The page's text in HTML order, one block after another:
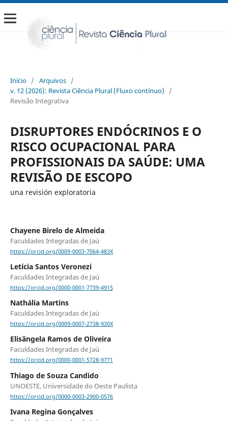
Início / Arquivos /
v. 12 (2026): Revista Ciência Plural (Fluxo contínuo)
/
Revisão Integrativa
DISRUPTORES ENDÓCRINOS E O
RISCO OCUPACIONAL PARA
PROFISSIONAIS DA SAÚDE: UMA
REVISÃO DE ESCOPO
una revisión exploratoria
Chayene Birelo de Almeida
Faculdades Integradas de Jaú
https://orcid.org/0009-0003-7064-483X
Letícia Santos Veronezi
Faculdades Integradas de Jaú
https://orcid.org/0000-0001-7739-4915
Nathália Martins
Faculdades Integradas de Jaú
https://orcid.org/0009-0007-2738-930X
Elisângela Ramos de Oliveira
Faculdades Integradas de Jaú
https://orcid.org/0000-0001-5728-9771
Thiago de Souza Candido
UNOESTE, Universidade do Oeste Paulista
https://orcid.org/0000-0003-2900-0576
Ivana Regina Gonçalves